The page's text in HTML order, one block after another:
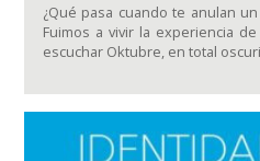
¿Qué pasa cuando te anulan
Fuimos a vivir la experiencia
escuchar Oktubre, en total